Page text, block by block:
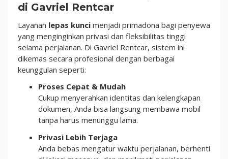
di Gavriel Rentcar
Layanan lepas kunci menjadi primadona bagi penyewa
yang menginginkan privasi dan fleksibilitas tinggi
selama perjalanan. Di Gavriel Rentcar, sistem ini
dikemas secara profesional dengan berbagai
keunggulan seperti:
Proses Cepat & Mudah
Cukup menyerahkan identitas dan kelengkapan
dokumen, Anda bisa langsung membawa mobil
tanpa harus menunggu lama.
Privasi Lebih Terjaga
Anda bebas mengatur waktu perjalanan, berhenti